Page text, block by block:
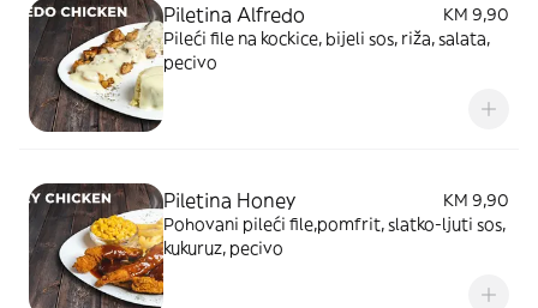
Piletina Alfredo
KM 9,90
Pileći file na kockice, bijeli sos, riža, salata,
pecivo
Piletina Honey
KM 9,90
Pohovani pileći file,pomfrit, slatko-ljuti sos,
kukuruz, pecivo